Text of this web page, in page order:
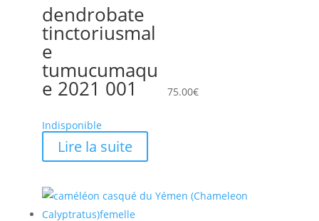
dendrobate
tinctoriusmal
e
tumucumaqu
e 2021 001 75.00€
Indisponible
Lire la suite